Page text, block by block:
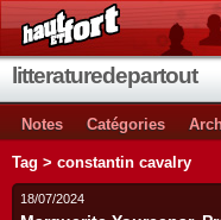
litteraturedepartout
Notes Catégories
Tag > constantin cavalry
18/07/2024